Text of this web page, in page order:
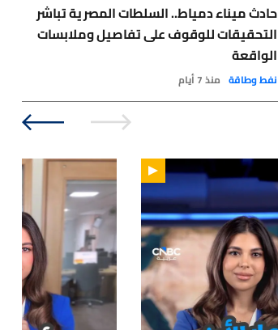
حادث ميناء دمياط.. السلطات المصرية تباشر
التحقيقات للوقوف على تفاصيل وملابسات
الواقعة
نفط وطاقة منذ 7 أيام